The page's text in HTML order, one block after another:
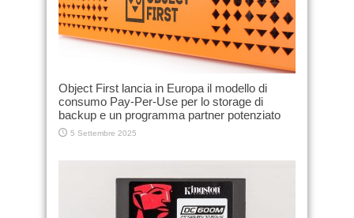
Object First lancia in Europa il modello di
consumo Pay-Per-Use per lo storage di
backup e un programma partner potenziato
5 Settembre 2025